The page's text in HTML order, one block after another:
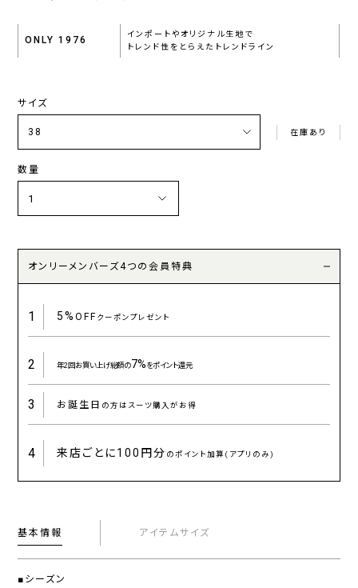
ONLY 1976
インポートやオリジナル生地で
トレンド性をとらえたトレンドライン
サイズ
在庫あり
数量
オンリーメンバーズ4つの会員特典
1 5%OFFクーポンプレゼント
2 年2回お買い上げ総額の7%をポイント還元
3 お誕生日 の方はスーツ購入がお得
4 来店ごとに100円分 のポイント加算(アプリのみ)
基本情報 アイテムサイズ
■シーズン